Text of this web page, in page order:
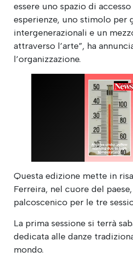
essere uno spazio di
esperienze, uno stimolo per
intergenerazionali e un
attraverso l’arte”, ha
l’organizzazione.
Questa edizione mette in
Ferreira, nel cuore del
palcoscenico per le tre
La prima sessione si terrà
dedicata alle danze
mondo.